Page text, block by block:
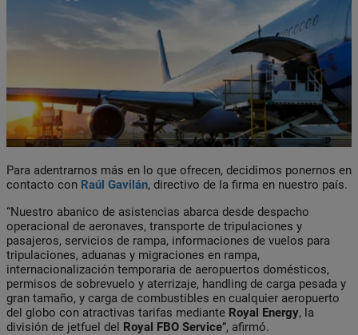
Para adentrarnos más en lo que ofrecen, decidimos ponernos en
contacto con Raúl Gavilán, directivo de la firma en nuestro país.
“Nuestro abanico de asistencias abarca desde despacho
operacional de aeronaves, transporte de tripulaciones y
pasajeros, servicios de rampa, informaciones de vuelos para
tripulaciones, aduanas y migraciones en rampa,
internacionalización temporaria de aeropuertos domésticos,
permisos de sobrevuelo y aterrizaje, handling de carga pesada y
gran tamaño, y carga de combustibles en cualquier aeropuerto
del globo con atractivas tarifas mediante Royal Energy, la
división de jetfuel del Royal FBO Service”, afirmó.